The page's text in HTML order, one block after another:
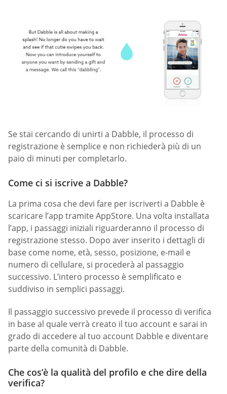
Se stai cercando di unirti a Dabble, il processo di
registrazione è semplice e non richiederà più di un
paio di minuti per completarlo.
Come ci si iscrive a Dabble?
La prima cosa che devi fare per iscriverti a Dabble è
scaricare l’app tramite AppStore. Una volta installata
l’app, i passaggi iniziali riguarderanno il processo di
registrazione stesso. Dopo aver inserito i dettagli di
base come nome, età, sesso, posizione, e-mail e
numero di cellulare, si procederà al passaggio
successivo. L’intero processo è semplificato e
suddiviso in semplici passaggi.
Il passaggio successivo prevede il processo di verifica
in base al quale verrà creato il tuo account e sarai in
grado di accedere al tuo account Dabble e diventare
parte della comunità di Dabble.
Che cos’è la qualità del profilo e che dire della
verifica?